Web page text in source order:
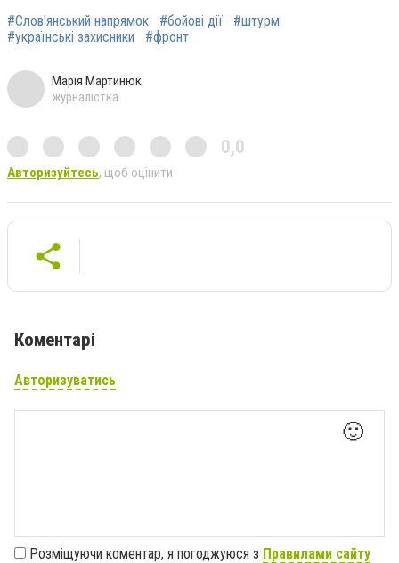
#Слов'янський напрямок #бойові дії
#штурм
#українські захисники
#фронт
Марія Мартинюк
журналістка
0,0
Авторизуйтесь, щоб оцінити
Коментарі
Авторизуватись
🙂
Розміщуючи коментар, я погоджуюся з Правилами сайту